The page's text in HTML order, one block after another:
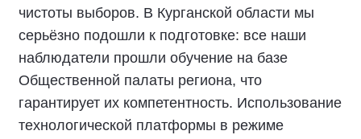
чистоты выборов. В Курганской области мы
серьёзно подошли к подготовке: все наши
наблюдатели прошли обучение на базе
Общественной палаты региона, что
гарантирует их компетентность. Использование
технологической платформы в режиме